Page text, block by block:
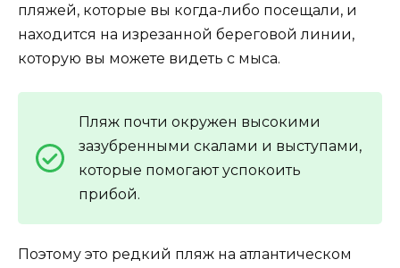
пляжей, которые вы когда-либо посещали, и
находится на изрезанной береговой линии,
которую вы можете видеть с мыса.
Пляж почти окружен высокими
зазубренными скалами и выступами,
которые помогают успокоить
прибой.
Поэтому это редкий пляж на атлантическом